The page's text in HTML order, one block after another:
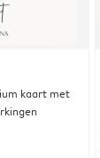
kaart met